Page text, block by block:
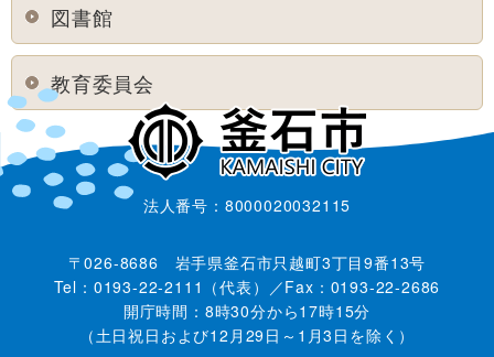
図書館
教育委員会
法人番号：8000020032115
〒026-8686 岩手県釜石市只越町3丁目9番13号
Tel：0193-22-2111（代表）／Fax：0193-22-2686
開庁時間：8時30分から17時15分
（土日祝日および12月29日～1月3日を除く）